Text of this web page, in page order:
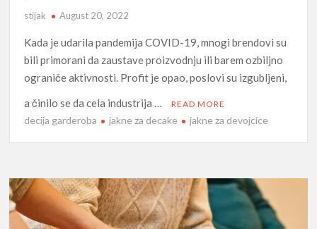
stijak August 20, 2022
Kada je udarila pandemija COVID-19, mnogi brendovi su
bili primorani da zaustave proizvodnju ili barem ozbiljno
ograniče aktivnosti. Profit je opao, poslovi su izgubljeni,
a činilo se da cela industrija …
READ MORE
decija garderoba jakne za decake jakne za devojcice